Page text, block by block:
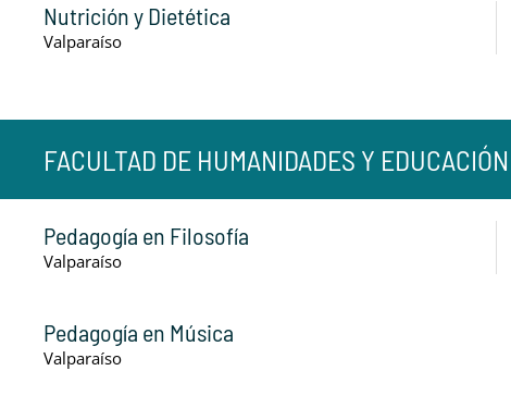
Nutrición y Dietética
Valparaíso
FACULTAD DE HUMANIDADES Y EDUCACIÓN
Pedagogía en Filosofía
Valparaíso
Pedagogía en Música
Valparaíso